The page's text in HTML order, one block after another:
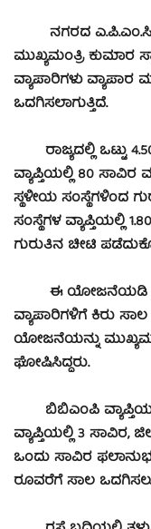
ನಗರದ ಎ.ಪಿ.ಎಂ.ಸಿ
ಮುಖ್ಯಮಂತ್ರಿ ಕುಮಾರ
ವ್ಯಾಪಾರಿಗಳು
ಒದಗಿಸಲಾಗುತ್ತಿದೆ.
ರಾಜ್ಯದಲ್ಲಿ ಒಟ್ಟು
ವ್ಯಾಪ್ತಿಯಲ್ಲಿ 80 ಸಾವಿರ
ಸ್ಥಳೀಯ ಸಂಸ್ಥೆಗಳಿಂದ
ಸಂಸ್ಥೆಗಳ ವ್ಯಾಪ್ತಿಯಲ್ಲಿ
ಗುರುತಿನ ಚೀಟಿ
ಈ ಯೋಜನೆಯಡಿ ಬೀದಿ
ವ್ಯಾಪಾರಿಗಳಿಗೆ ಕಿರು
ಯೋಜನೆಯನ್ನು
ಘೋಷಿಸಿದ್ದರು.
ಬಿಬಿಎಂಪಿ
ವ್ಯಾಪ್ತಿಯಲ್ಲಿ 3 ಸಾವಿರ,
ಒಂದು ಸಾವಿರ
ರೂವರೆಗೆ ಸಾಲ